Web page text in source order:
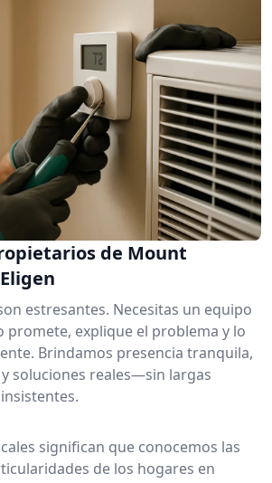
de Mount
estresantes. Necesitas un equipo
promete, explique el problema y lo
Brindamos presencia tranquila,
soluciones reales—sin largas
significan que conocemos las
de los hogares en